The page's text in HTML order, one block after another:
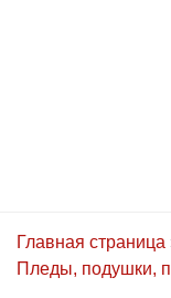
Главная страница
Пледы, подушки,